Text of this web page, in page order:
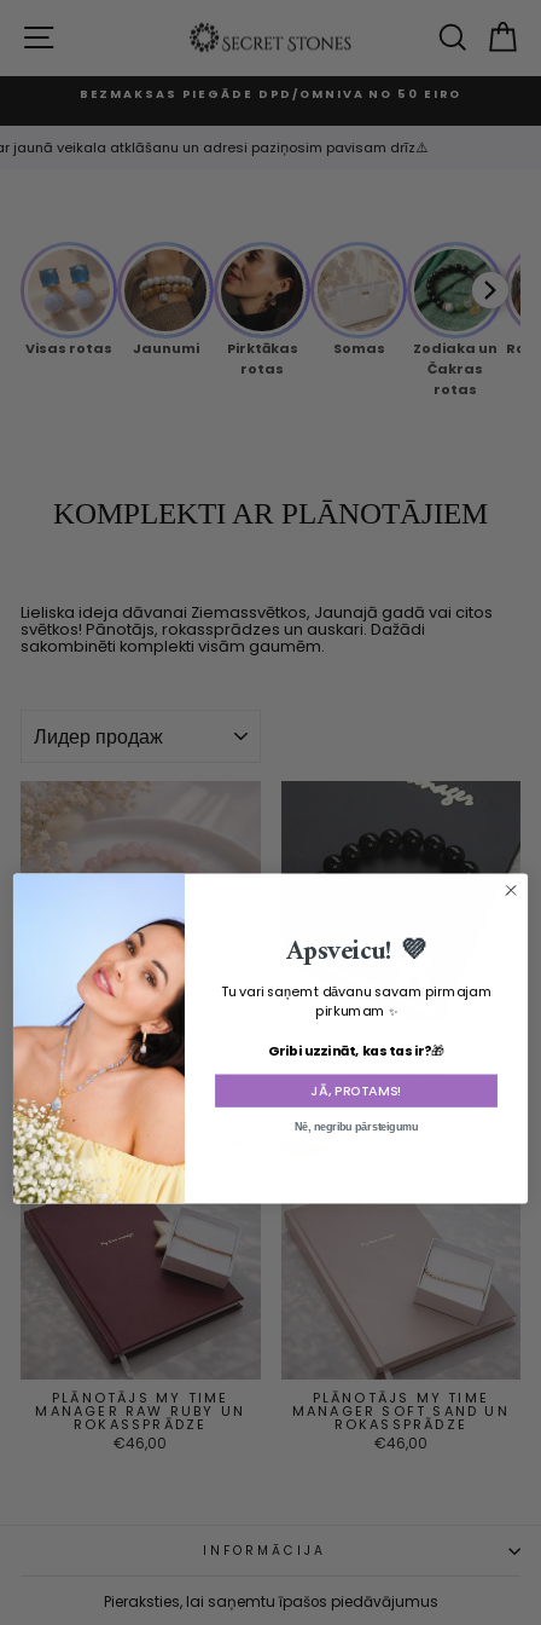
turpināt
VIETNES NAVIGĀCIJA
BEZMAKSAS PIEGĀDE DPD/OMNIVA NO 50 EIRO
jaunā veikala atklāšanu un adresi paziņosim pavisam drīz⚠️
Visas rotas Jaunumi
Pirktākas
rotas
Somas
Zodiaka un
Čakras
rotas
KOMPLEKTI AR PLĀNOTĀJIEM
Lieliska ideja dāvanai Ziemassvētkos, Jaunajā gadā vai citos
svētkos! Pānotājs, rokassprādzes un auskari. Dažādi
sakombinēti komplekti visām gaumēm.
HANDMADE IN LATVIA
ROZĀ KVARCA
ROKASSPRĀDZE LOVE
YOURSELF
HANDMADE IN LATVIA
ONIKSA ROKASSPRĀDZE
LADY BOSS
€25,00
PLĀNOTĀJS MY TIME
MANAGER RAW RUBY UN
ROKASSPRĀDZE
€46,00
PLĀNOTĀJS MY TIME
MANAGER SOFT SAND UN
ROKASSPRĀDZE
€46,00
INFORMĀCIJA
Pieraksties, lai saņemtu īpašos piedāvājumus
Требуется вход в систему
Войдите в свою учетную запись, чтобы добавить товары в
список желаний и просмотреть ранее сохраненные товары.
Авторизоваться
Apsveicu! 💜
Tu vari saņemt dāvanu savam pirmajam
pirkumam ✨
Gribi uzzināt, kas tas ir?🎁
JĀ, PROTAMS!
Nē, negribu pārsteigumu